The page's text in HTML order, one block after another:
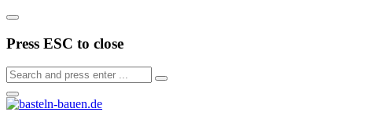
Press ESC to close